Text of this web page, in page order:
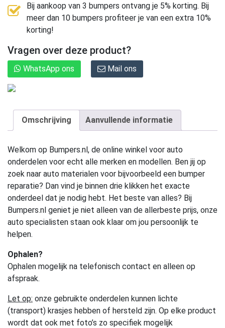
Bij aankoop van 3 bumpers ontvang je 5% korting. Bij
meer dan 10 bumpers profiteer je van een extra 10%
korting!
Vragen over deze product?
WhatsApp ons Mail ons
Omschrijving Aanvullende informatie
Welkom op Bumpers.nl, de online winkel voor auto
onderdelen voor echt alle merken en modellen. Ben jij op
zoek naar auto materialen voor bijvoorbeeld een bumper
reparatie? Dan vind je binnen drie klikken het exacte
onderdeel dat je nodig hebt. Het beste van alles? Bij
Bumpers.nl geniet je niet alleen van de allerbeste prijs, onze
auto specialisten staan ook klaar om jou persoonlijk te
helpen.
Ophalen?
Ophalen mogelijk na telefonisch contact en alleen op
afspraak.
Let op: onze gebruikte onderdelen kunnen lichte
(transport) krasjes hebben of hersteld zijn. Op elke product
wordt dat ook met foto’s zo specifiek mogelijk